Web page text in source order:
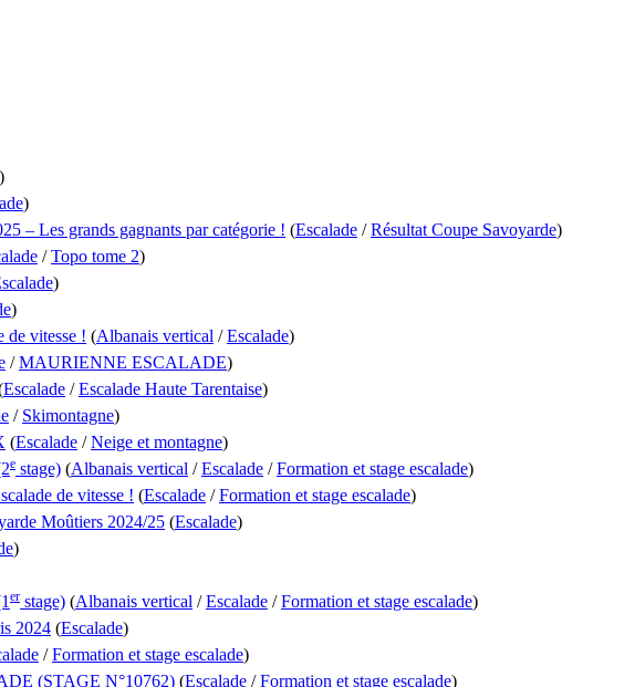
)
)
– Les grands gagnants par catégorie ! (Escalade /Résultat Coupe Savoyarde)
/Topo tome 2)
)
)
de vitesse ! (Albanais vertical /Escalade)
/MAURIENNE ESCALADE)
Escalade /Escalade Haute Tarentaise)
/ Skimontagne)
(Escalade /Neige et montagne)
e stage) (Albanais vertical /Escalade /Formation et stage escalade)
de vitesse ! (Escalade /Formation et stage escalade)
Moûtiers 2024/25 (Escalade)
)
er stage) (Albanais vertical /Escalade /Formation et stage escalade)
2024 (Escalade)
/Formation et stage escalade)
(STAGE N°10762) (Escalade /Formation et stage escalade)